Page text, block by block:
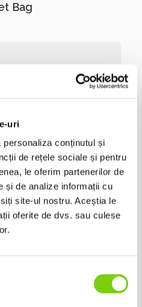
uri
conținutul și
de rețele sociale și pentru
le oferim partenerilor de
și de analize informații cu
site-ul nostru. Aceștia le
oferite de dvs. sau culese
Bag